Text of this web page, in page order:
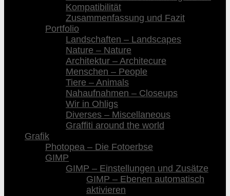
Kompatibilität
Zusammenfassung und Fazit
Portfolio
Landschaften – Landscapes
Nature – Nature
Architektur – Architecure
Menschen – People
Tiere – Animals
Nahaufnahmen – Closeups
Wir in Ohligs
Diverses – Miscellaneous
Graffiti around the world
Grafik
Photopea – Die Fotoerbse
GIMP
GIMP – Einstellungen und Zusätze
GIMP – Ebenen automatisch
aktivieren